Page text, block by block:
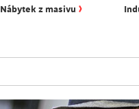
Nábytek z masivu ›